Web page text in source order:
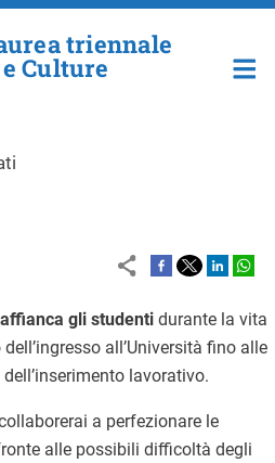
Salta al contenuto principale
triennale
Culture
gli studentidurante la vita
all’Università fino alle
lavorativo.
a perfezionare le
alle possibili difficoltà degli